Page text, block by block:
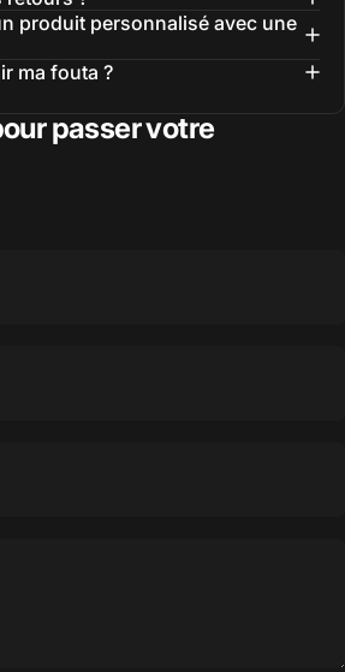
produit personnalisé avec une
ma fouta ?
passer votre